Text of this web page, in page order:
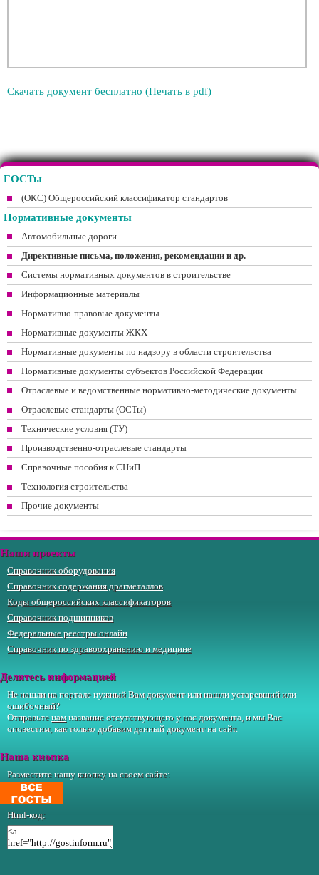
Скачать документ бесплатно (Печать в pdf)
ГОСТы
(ОКС) Общероссийский классификатор стандартов
Нормативные документы
Автомобильные дороги
Директивные письма, положения, рекомендации и др.
Системы нормативных документов в строительстве
Информационные материалы
Нормативно-правовые документы
Нормативные документы ЖКХ
Нормативные документы по надзору в области строительства
Нормативные документы субъектов Российской Федерации
Отраслевые и ведомственные нормативно-методические документы
Отраслевые стандарты (ОСТы)
Технические условия (ТУ)
Производственно-отраслевые стандарты
Справочные пособия к СНиП
Технология строительства
Прочие документы
Наши проекты
Справочник оборудования
Справочник содержания драгметаллов
Коды общероссийских классификаторов
Справочник подшипников
Федеральные реестры онлайн
Справочник по здравоохранению и медицине
Делитесь информацией
Не нашли на портале нужный Вам документ или нашли устаревший или
ошибочный?
Отправьтенамназвание отсутствующего у нас документа, и мы Вас
оповестим, как только добавим данный документ на сайт.
Наша кнопка
Разместите нашу кнопку на своем сайте:
Html-код: